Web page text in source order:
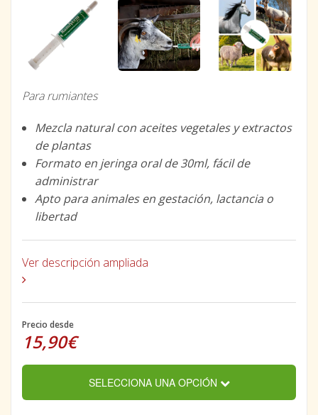
Para rumiantes
Mezcla natural con aceites vegetales y extractos
de plantas
Formato en jeringa oral de 30ml, fácil de
administrar
Apto para animales en gestación, lactancia o
libertad
Ver descripción ampliada
Precio desde
15,90€
SELECCIONA UNA OPCIÓN